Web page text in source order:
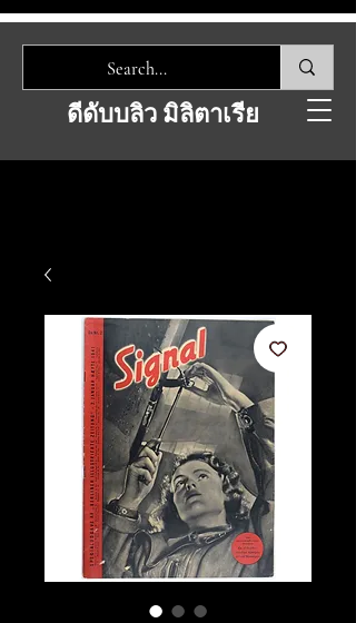
ดีดับบลิว มิลิตาเรีย